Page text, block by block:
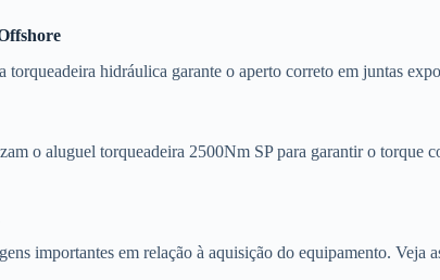
hidráulica garante o aperto correto em juntas
o aluguel torqueadeira 2500Nm SP para garantir o torque
importantes em relação à aquisição do equipamento. Veja